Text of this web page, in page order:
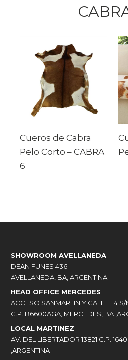
Cueros de Cabra
Pelo Corto –CABRA
6
SHOWROOM AVELLANEDA
DEAN FUNES 436
AVELLANEDA, BA, ARGENTINA
HEAD OFFICE MERCEDES
ACCESO SANMARTIN Y CALLE 114 S/
C.P. B6600AGA, MERCEDES, BA
LOCAL MARTINEZ
AV. DEL LIBERTADOR 13821 C.P.
,ARGENTINA